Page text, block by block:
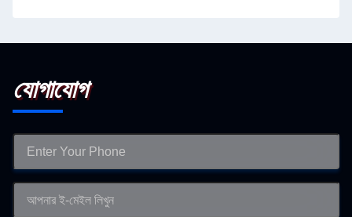
যোগাযোগ